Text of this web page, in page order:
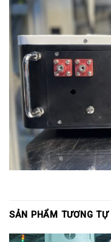
SẢN PHẨM TƯƠNG TỰ